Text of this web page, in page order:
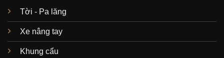
Tời - Pa lăng
Xe nâng tay
Khung cẩu